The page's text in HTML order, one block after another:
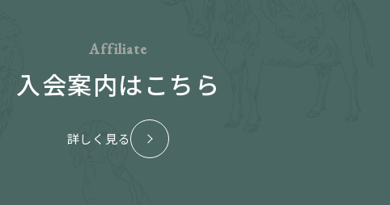
Affiliate
入会案内はこちら
詳しく見る